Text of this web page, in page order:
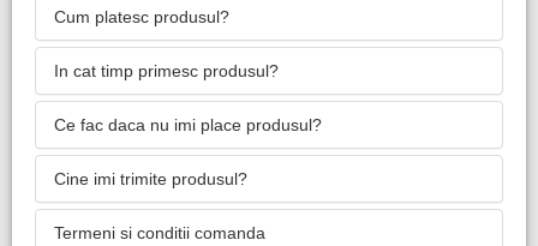
Cum platesc produsul?
In cat timp primesc produsul?
Ce fac daca nu imi place produsul?
Cine imi trimite produsul?
Termeni si conditii comanda